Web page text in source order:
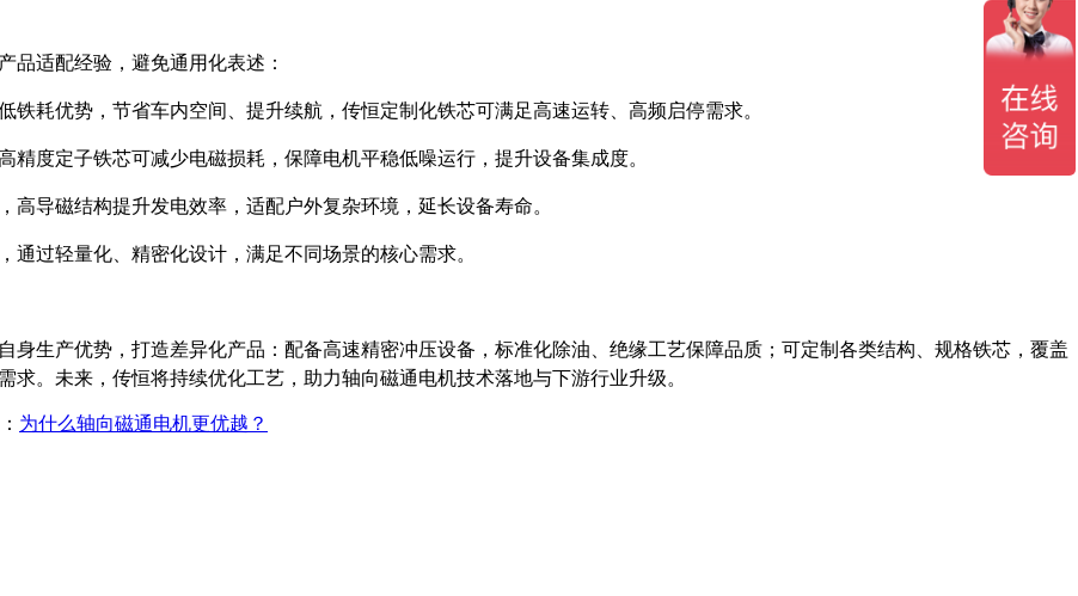
品适配经验，避免通用化表述：
耗优势，节省车内空间、提升续航，传恒定制化铁芯可满足高速运转、高频启停需求。
度定子铁芯可减少电磁损耗，保障电机平稳低噪运行，提升设备集成度。
导磁结构提升发电效率，适配户外复杂环境，延长设备寿命。
过轻量化、精密化设计，满足不同场景的核心需求。
身生产优势，打造差异化产品：配备高速精密冲压设备，标准化除油、绝缘工艺保障品质；可定制各类结构、规格铁芯，覆盖
。未来，传恒将持续优化工艺，助力轴向磁通电机技术落地与下游行业升级。
为什么轴向磁通电机更优越？